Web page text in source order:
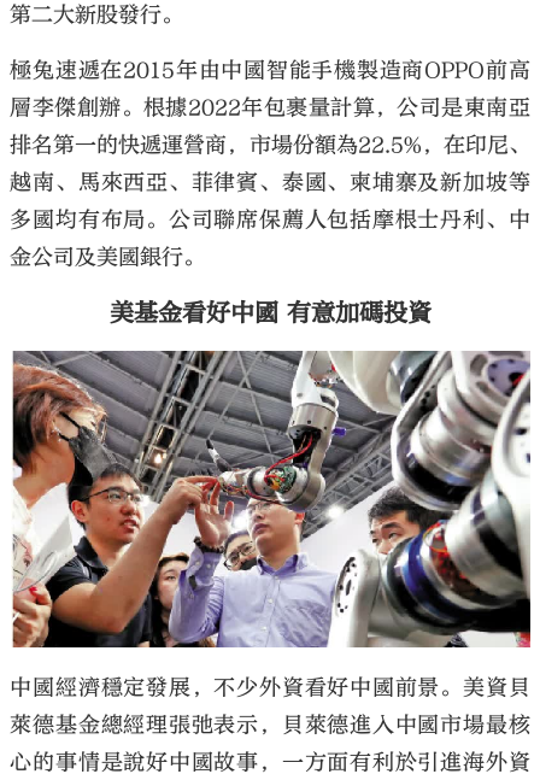
第二大新股發行。
極兔速遞在2015年由中國智能手機製造商OPPO前高
層李傑創辦。根據2022年包裹量計算，公司是東南亞
排名第一的快遞運營商，市場份額為22.5%，在印尼、
越南、馬來西亞、菲律賓、泰國、柬埔寨及新加坡等
多國均有布局。公司聯席保薦人包括摩根士丹利、中
金公司及美國銀行。
美基金看好中國 有意加碼投資
中國經濟穩定發展，不少外資看好中國前景。美資貝
萊德基金總經理張弛表示，貝萊德進入中國市場最核
心的事情是說好中國故事，一方面有利於引進海外資